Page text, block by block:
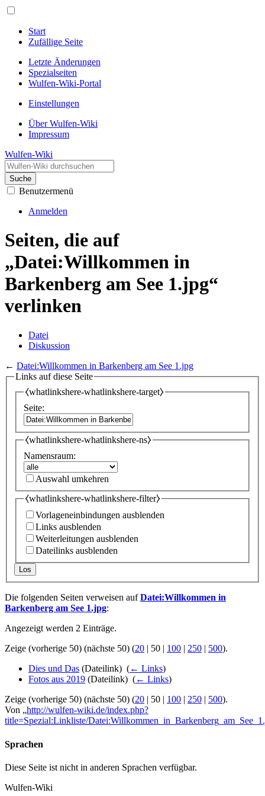
Start
Zufällige Seite
Letzte Änderungen
Spezialseiten
Wulfen-Wiki-Portal
Einstellungen
Über Wulfen-Wiki
Impressum
Wulfen-Wiki
Suche
Benutzermenü
Anmelden
Seiten, die auf
„Datei:Willkommen in
Barkenberg am See 1.jpg“
verlinken
Datei
Diskussion
← Datei:Willkommen in Barkenberg am See 1.jpg
Links auf diese Seite
⧼whatlinkshere-whatlinkshere-target⧽
Seite:
⧼whatlinkshere-whatlinkshere-ns⧽
Namensraum:
Auswahl umkehren
⧼whatlinkshere-whatlinkshere-filter⧽
Vorlageneinbindungen ausblenden
Links ausblenden
Weiterleitungen ausblenden
Dateilinks ausblenden
Los
Die folgenden Seiten verweisen aufDatei:Willkommen in
Barkenberg am See 1.jpg:
Angezeigt werden 2 Einträge.
Zeige (vorherige 50) (nächste 50) (20 | 50 | 100 | 250 | 500).
Dies und Das (Dateilink) ‎ (← Links)
Fotos aus 2019 (Dateilink) ‎ (← Links)
Zeige (vorherige 50) (nächste 50) (20 | 50 | 100 | 250 | 500).
Von „http://wulfen-wiki.de/index.php?
title=Spezial:Linkliste/
Sprachen
Diese Seite ist nicht in anderen Sprachen verfügbar.
Wulfen-Wiki